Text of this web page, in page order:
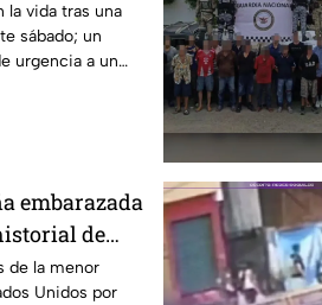
la vida tras una
sábado; un
urgencia a un
embarazada
de
de la menor
Unidos por